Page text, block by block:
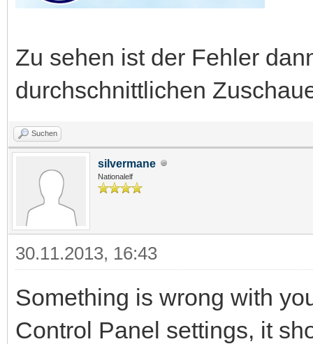
Zu sehen ist der Fehler
durchschnittlichen
Suchen
silvermane
Nationalelf
30.11.2013, 16:43
Something is wrong with
Control Panel settings, it